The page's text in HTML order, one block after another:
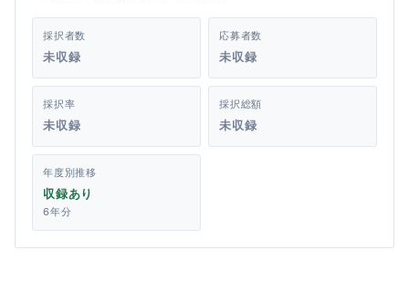
採択者数
未収録
応募者数
未収録
採択率
未収録
採択総額
未収録
年度別推移
収録あり
6年分